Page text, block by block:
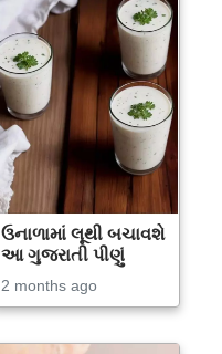
ઉનાળામાં લૂથી બચાવશે
આ ગુજરાતી પીણું
2 months ago